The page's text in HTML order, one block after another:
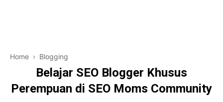
Game-Teknologi
Bisnis Karir
Home › Blogging
Belajar SEO Blogger Khusus
Perempuan di SEO Moms Community